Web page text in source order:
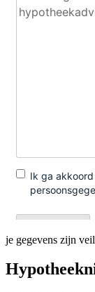
je gegevens zijn